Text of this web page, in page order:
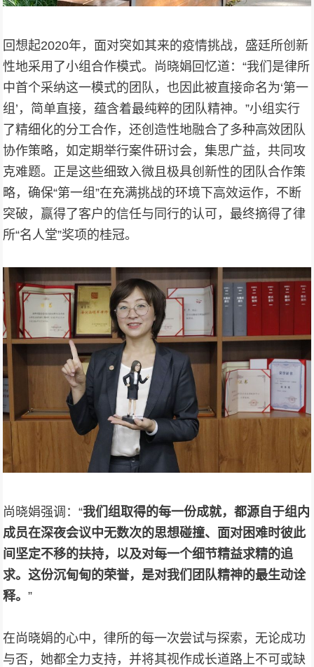
回想起2020年，面对突如其来的疫情挑战，盛廷所创新
性地采用了小组合作模式。尚晓娟回忆道：“我们是律所
中首个采纳这一模式的团队，也因此被直接命名为‘第一
组’，简单直接，蕴含着最纯粹的团队精神。”小组实行
了精细化的分工合作，还创造性地融合了多种高效团队
协作策略，如定期举行案件研讨会，集思广益，共同攻
克难题。正是这些细致入微且极具创新性的团队合作策
略，确保“第一组”在充满挑战的环境下高效运作，不断
突破，赢得了客户的信任与同行的认可，最终摘得了律
所“名人堂”奖项的桂冠。
尚晓娟强调：“我们组取得的每一份成就，都源自于组内
成员在深夜会议中无数次的思想碰撞、面对困难时彼此
间坚定不移的扶持，以及对每一个细节精益求精的追
求。这份沉甸甸的荣誉，是对我们团队精神的最生动诠
释。”
在尚晓娟的心中，律所的每一次尝试与探索，无论成功
与否，她都全力支持，并将其视作成长道路上不可或缺